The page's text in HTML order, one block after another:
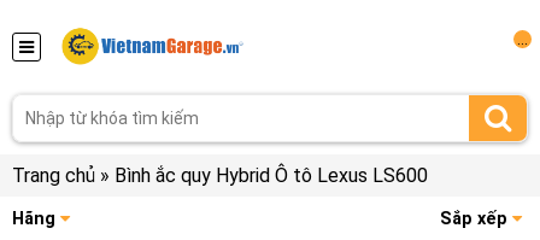
Trang chủ » Bình ắc quy Hybrid Ô tô Lexus LS600
Hãng Sắp xếp